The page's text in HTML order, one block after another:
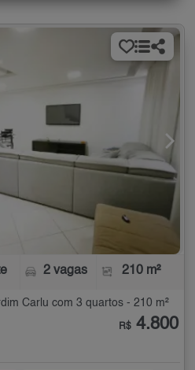
2 vagas 210 m²
Carlu com 3 quartos - 210 m²
R$ 4.800